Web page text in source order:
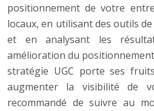
positionnement de votre
locaux, en utilisant des outils
et en analysant les
amélioration du
stratégie UGC porte ses
augmenter la visibilité de
recommandé de suivre au